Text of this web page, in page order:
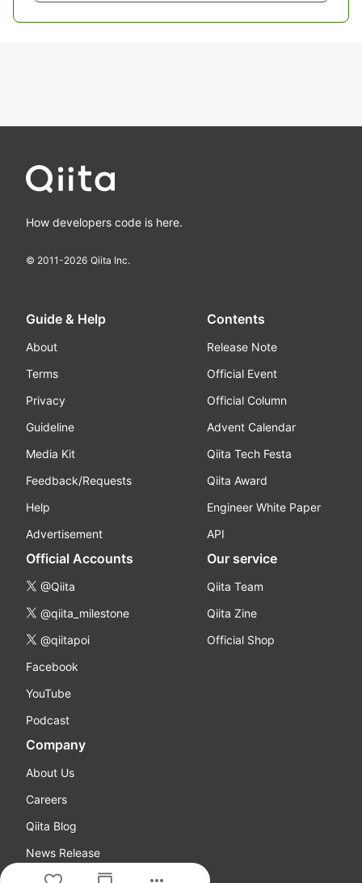
How developers code is here.
© 2011-2026 Qiita Inc.
Guide & Help
About
Terms
Privacy
Guideline
Media Kit
Feedback/Requests
Help
Advertisement
Contents
Release Note
Official Event
Official Column
Advent Calendar
Qiita Tech Festa
Qiita Award
Engineer White Paper
API
Official Accounts
@Qiita
@qiita_milestone
@qiitapoi
Facebook
YouTube
Podcast
Our service
Qiita Team
Qiita Zine
Official Shop
Company
About Us
Careers
Qiita Blog
News Release